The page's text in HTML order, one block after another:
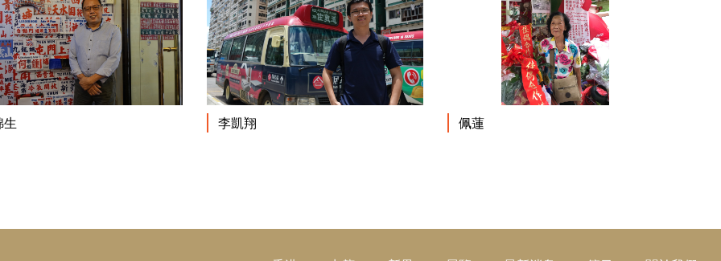
生 李凱翔 佩蓮